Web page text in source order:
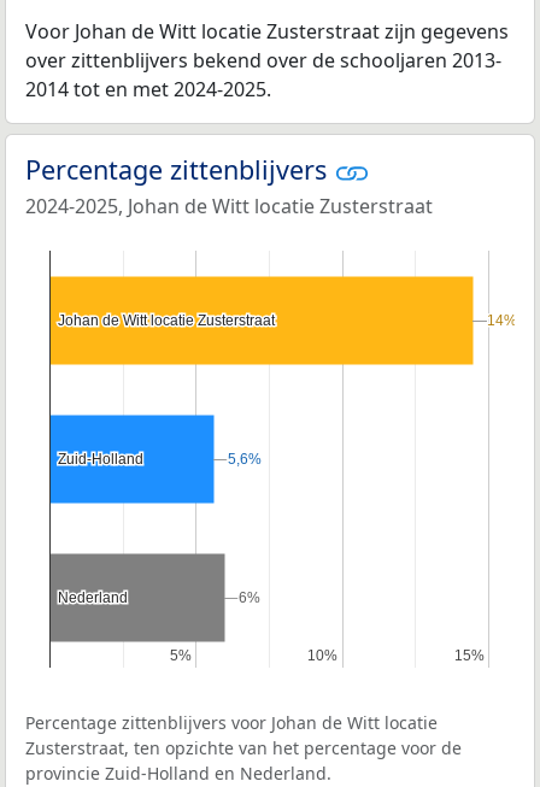
Voor Johan de Witt locatie Zusterstraat zijn gegevens
over zittenblijvers bekend over de schooljaren 2013-
2014 tot en met 2024-2025.
Percentage zittenblijvers
2024-2025, Johan de Witt locatie Zusterstraat
5%
5% 10%
10% 15%
15%
Johan de Witt locatie Zusterstraat
Johan de Witt locatie Zusterstraat
Zuid-Holland
Zuid-Holland
Nederland
Nederland
14%
14%
5,6%
5,6%
6%
6%
Percentage zittenblijvers voor Johan de Witt locatie
Zusterstraat, ten opzichte van het percentage voor de
provincie Zuid-Holland en Nederland.